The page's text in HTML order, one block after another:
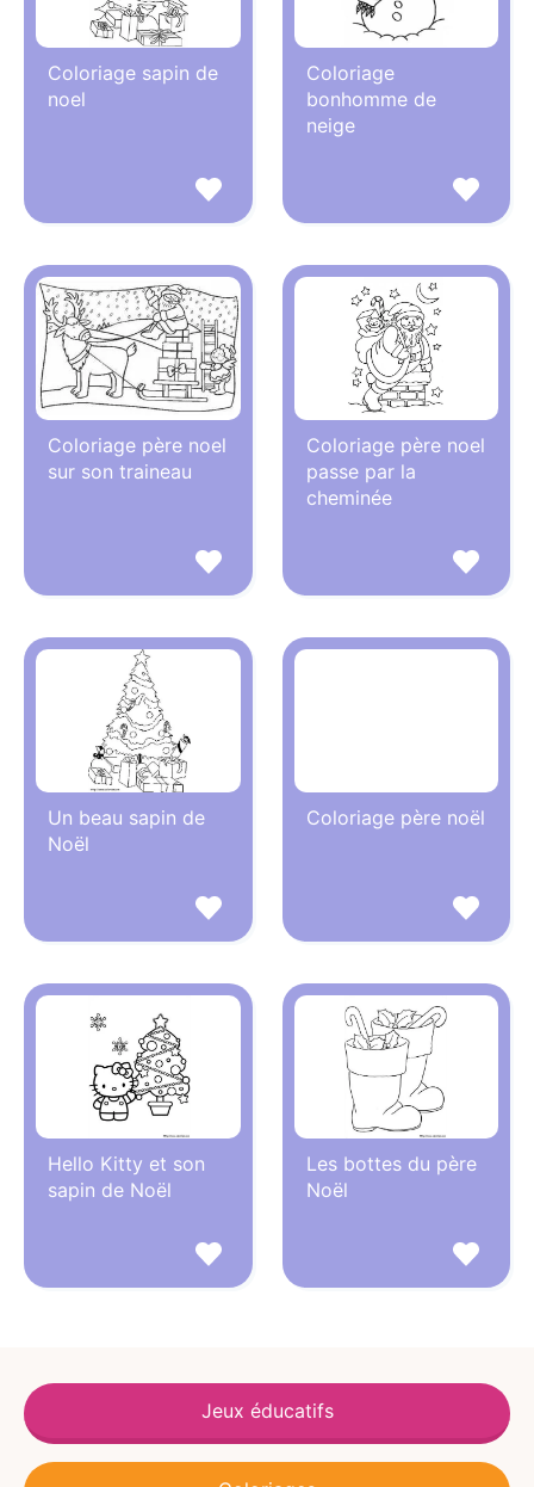
Coloriage sapin de
noel
Coloriage
bonhomme de
neige
Coloriage père noel
sur son traineau
Coloriage père noel
passe par la
cheminée
Un beau sapin de
Noël
Coloriage père noël
Hello Kitty et son
sapin de Noël
Les bottes du père
Noël
Jeux éducatifs